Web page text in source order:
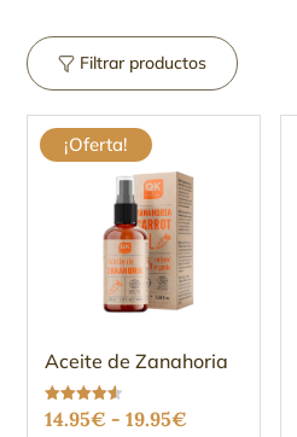
Filtrar productos
¡Oferta!
Aceite de Zanahoria
Valorado
con
14.95€ - 19.95€